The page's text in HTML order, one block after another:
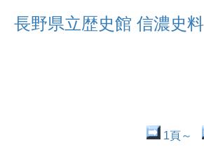
長野県立歴史館 信濃史料
1頁～